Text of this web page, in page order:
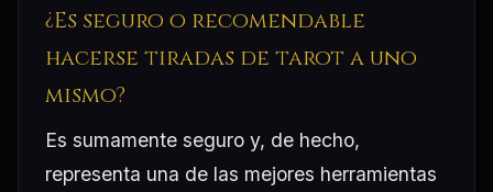
¿Es seguro o recomendable
hacerse tiradas de tarot a uno
mismo?
Es sumamente seguro y, de hecho,
representa una de las mejores herramientas